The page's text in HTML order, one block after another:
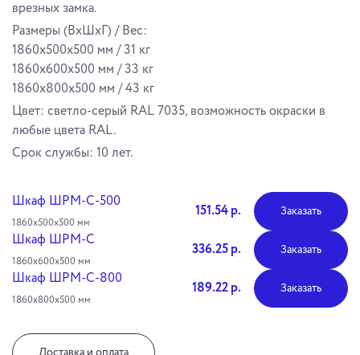
врезных замка.
Размеры (ВхШхГ) / Вес:
1860x500x500 мм / 31 кг
1860x600x500 мм / 33 кг
1860x800x500 мм / 43 кг
Цвет: светло-серый RAL 7035, возможность окраски в
любые цвета RAL.
Cрок службы: 10 лет.
Шкаф ШРМ-С-500
1860х500х500 мм
151.54 р. Заказать
Шкаф ШРМ-С
1860х600х500 мм
336.25 р. Заказать
Шкаф ШРМ-С-800
1860х800х500 мм
189.22 р. Заказать